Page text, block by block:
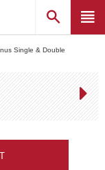
Single & Double